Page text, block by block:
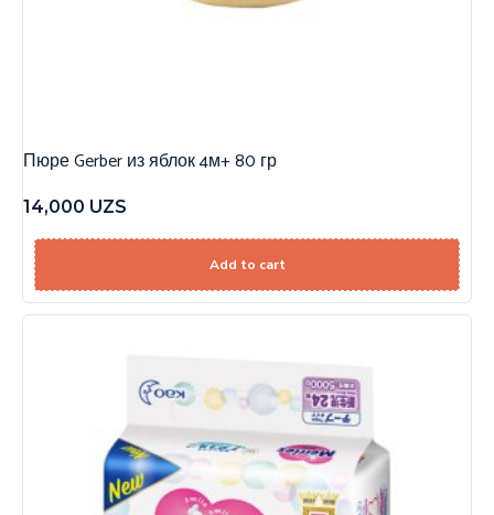
Пюре Gerber из яблок 4м+ 80 гр
14,000 UZS
Add to cart